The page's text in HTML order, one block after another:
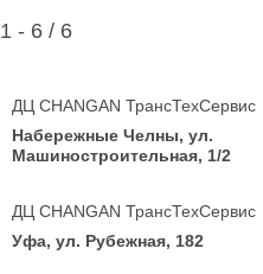
1 - 6 / 6
ДЦ CHANGAN ТрансТехСервис
Набережные Челны, ул.
Машиностроительная, 1/2
ДЦ CHANGAN ТрансТехСервис
Уфа, ул. Рубежная, 182